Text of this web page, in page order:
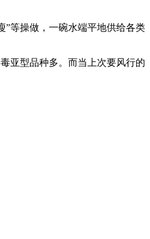
等操做，一碗水端平地供给各类
亚型品种多。而当上次要风行的